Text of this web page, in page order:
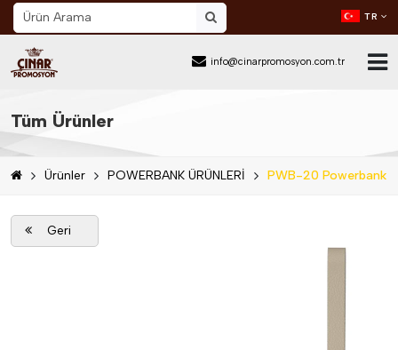
info@cinarpromosyon.com.tr
TR
Ana Sayfa
Hakkımızda
Sektör
Ürünler
Tüm Ürünler
Ürünler POWERBANK ÜRÜNLERİ PWB-20 Powerbank
Geri